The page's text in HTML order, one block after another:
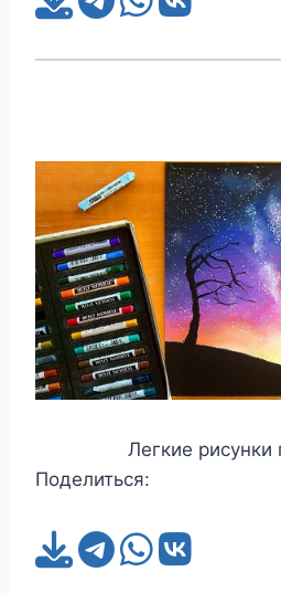
Легкие рисунки
Поделиться: